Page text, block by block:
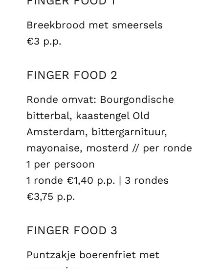
FINGER FOOD 1
€3 p.p.
FINGER FOOD 2
Ronde omvat: Bourgondische
bitterbal, kaastengel Old
Amsterdam, bittergarnituur,
mayonaise, mosterd // per ronde
1 per persoon
€3,75 p.p.
FINGER FOOD 3